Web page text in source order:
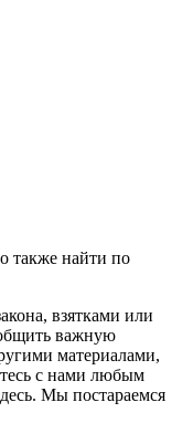
также найти по
взятками или
важную
материалами,
с нами любым
Мы постараемся